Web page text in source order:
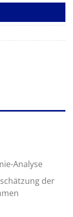
Analyse
der